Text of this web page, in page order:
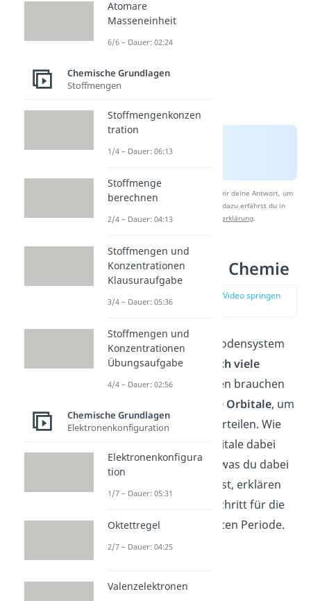
Nach Beantwortung speichern wir deine Antwort, um
Studyflix zu verbessern. Mehr dazu erfährst du in
unserer
Datenschutzerklärung.
Orbitalmodell Chemie
zur Stelle im Video springen
(01:41)
Die Elemente im Periodensystem
habenunterschiedlich viele
Elektronen. Deswegen brauchen
wenige oder viele Orbitale, um
ihre Elektronen zu verteilen. Wie
viele und welche Orbitale dabei
besetzt werden und was du dabei
berücksichtigen musst, erklären
wir jetzt Schritt für Schritt für die
Elemente bis zur vierten Periode.
Atomare
Masseneinheit
6/6 – Dauer: 02:24
Chemische Grundlagen
Stoffmengen
Stoffmengenkonzen
tration
1/4 – Dauer: 06:13
Stoffmenge
berechnen
2/4 – Dauer: 04:13
Stoffmengen und
Konzentrationen
Klausuraufgabe
3/4 – Dauer: 05:36
Stoffmengen und
Konzentrationen
Übungsaufgabe
4/4 – Dauer: 02:56
Chemische Grundlagen
Elektronenkonfiguration
Elektronenkonfigura
tion
1/7 – Dauer: 05:31
Oktettregel
2/7 – Dauer: 04:25
Valenzelektronen